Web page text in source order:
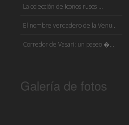
La colección de iconos rusos ...
El nombre verdadero de la Venu...
Corredor de Vasari: un paseo �...
Galería de fotos